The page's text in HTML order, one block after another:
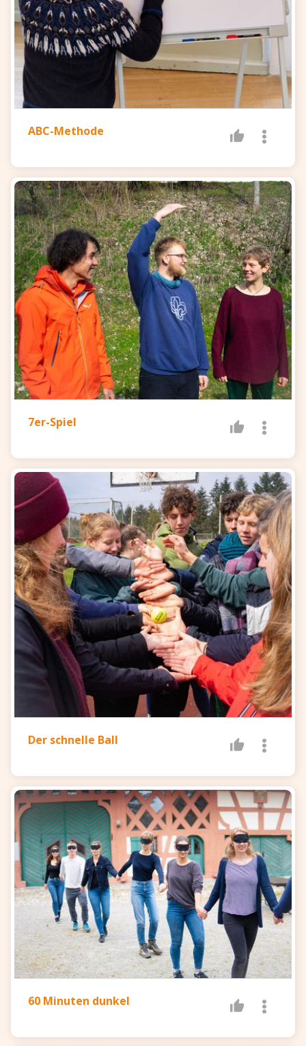
ABC-Methode
7er-Spiel
Der schnelle Ball
60 Minuten dunkel